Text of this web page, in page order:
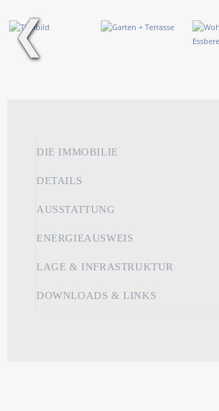
❮
DIE IMMOBILIE
DETAILS
AUSSTATTUNG
ENERGIEAUSWEIS
LAGE & INFRASTRUKTUR
DOWNLOADS & LINKS